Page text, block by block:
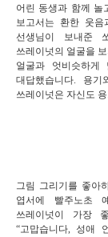
어린 동생과 함께 놀
보고서는 환한 웃
선생님이 보내준
쓰레이넛의 얼굴을
얼굴과 엇비슷하게
대답했습니다. 용
쓰레이넛은 자신도
그림 그리기를 좋아
엽서에 빨주노초
쓰레이넛이 가장
“고맙습니다, 성애